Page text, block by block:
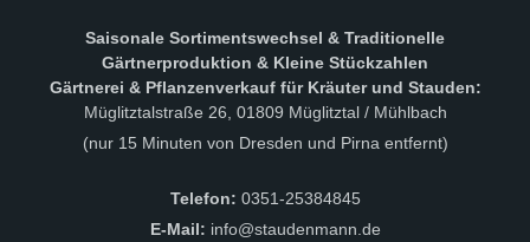
Saisonale Sortimentswechsel & Traditionelle
Gärtnerproduktion & Kleine Stückzahlen
Gärtnerei & Pflanzenverkauf für Kräuter und Stauden:
Müglitztalstraße 26, 01809 Müglitztal / Mühlbach
(nur 15 Minuten von Dresden und Pirna entfernt)
Telefon: 0351-25384845
E-Mail: info@staudenmann.de